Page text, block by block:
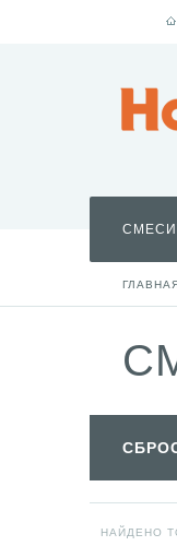
НАЙДЕНО